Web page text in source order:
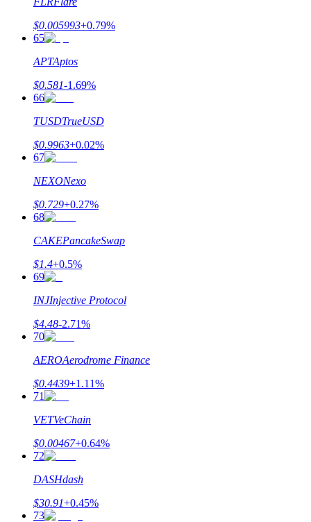
$0.005993+0.79%
65
APTAptos
$0.581-1.69%
66
TUSDTrueUSD
$0.9963+0.02%
67
NEXONexo
$0.729+0.27%
68
CAKEPancakeSwap
$1.4+0.5%
69
INJInjective Protocol
$4.48-2.71%
70
AEROAerodrome Finance
$0.4439+1.11%
71
VETVeChain
$0.00467+0.64%
72
DASHdash
$30.91+0.45%
73